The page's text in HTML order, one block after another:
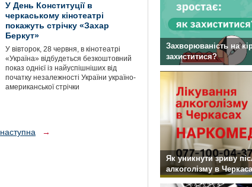
У День Конституції в
черкаському кінотеатрі
покажуть стрічку «Захар
Беркут»
У вівторок, 28 червня, в кінотеатрі
«Україна» відбудеться безкоштовний
показ однієї із найуспішніших від
початку незалежності України україно-
американської стрічки
наступна →
Захворюваність на
захиститися?
Як уникнути зриву
алкоголізму в